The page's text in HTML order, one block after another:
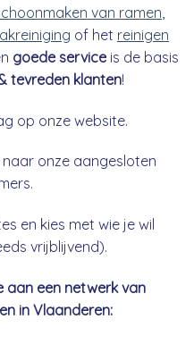
van ramen
of het reinigen
goede serviceis de basis
tevreden klanten!
op onze website.
onze aangesloten
en kies met wie je wil
vrijblijvend).
aan een netwerk van
in Vlaanderen: